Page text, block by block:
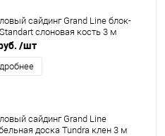
сайдинг Grand Line блок-
слоновая кость 3 м
/шт
сайдинг Grand Line
доска Tundra клен 3 м